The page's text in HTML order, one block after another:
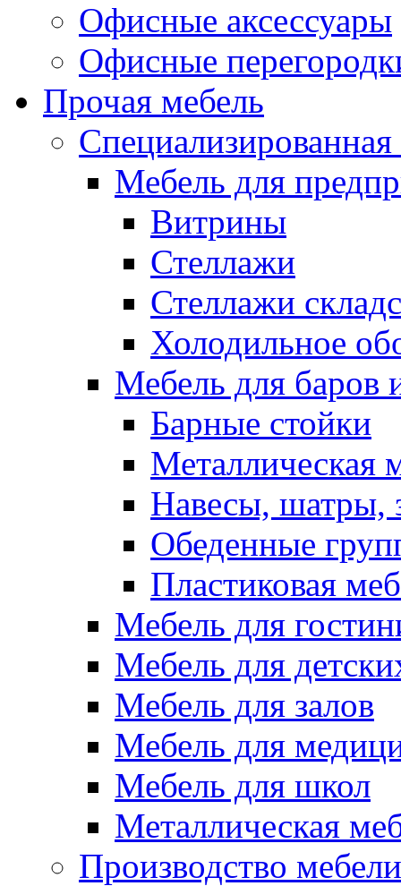
Офисные аксессуары
Офисные
Прочая мебель
Специализированная
Мебель для
Витрины
Стеллажи
Стеллажи
Холодильное
Мебель для баров
Барные стойки
Металлическая
Навесы, шатры,
Обеденные
Пластиковая
Мебель для
Мебель для
Мебель для залов
Мебель для
Мебель для школ
Металлическая
Производство мебели